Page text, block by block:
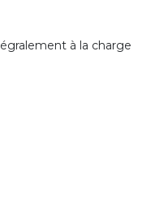
à la charge